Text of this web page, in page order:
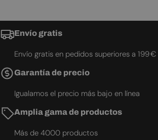
Envío gratis
Envío gratis en pedidos superiores a 199 €
Garantía de precio
Igualamos el precio más bajo en línea
Amplia gama de productos
Más de 4000 productos